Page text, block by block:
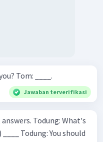
Cyndiya: Morning Tom. How are you? Tom: ____.
Jawaban terverifikasi
What's